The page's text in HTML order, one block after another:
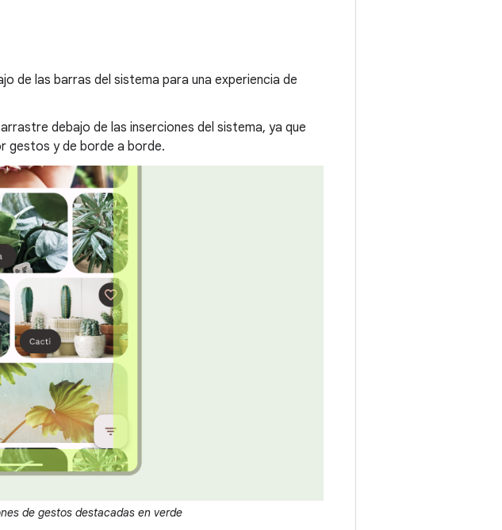
de las barras del sistema para una experiencia de
debajo de las inserciones del sistema, ya que
gestos y de borde a borde.
de gestos destacadas en verde